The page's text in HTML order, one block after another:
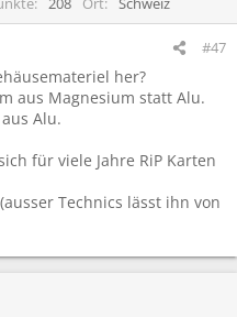
#47
her?
aus Magnesium statt Alu.
Alu.
für viele Jahre RiP Karten
Technics lässt ihn von